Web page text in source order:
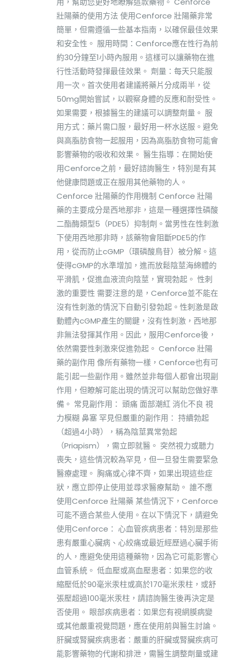
壯陽藥的使用方法 使用Cenforce 壯陽藥非常
簡單，但需遵循一些基本指南，以確保最佳效果
和安全性。 服用時間：Cenforce應在性行為前
約30分鐘至1小時內服用。這樣可以讓藥物在進
行性活動時發揮最佳效果。 劑量：每天只能服
用一次。首次使用者建議將藥片分成兩半，從
50mg開始嘗試，以觀察身體的反應和耐受性。
如果需要，根據醫生的建議可以調整劑量。 服
用方式：藥片需口服，最好用一杯水送服。避免
與高脂肪食物一起服用，因為高脂肪食物可能會
影響藥物的吸收和效果。 醫生指導：在開始使
用Cenforce之前，最好諮詢醫生，特別是有其
他健康問題或正在服用其他藥物的人。
Cenforce 壯陽藥的作用機制 Cenforce 壯陽
藥的主要成分是西地那非，這是一種選擇性磷酸
二酯酶類型5（PDE5）抑制劑。當男性在性刺激
下使用西地那非時，該藥物會阻斷PDE5的作
用，從而防止cGMP（環磷酸鳥苷）被分解。這
使得cGMP的水準增加，進而放鬆陰莖海綿體的
平滑肌，促進血液流向陰莖，實現勃起。 性刺
激的重要性 需要注意的是，Cenforce並不能在
沒有性刺激的情況下自動引發勃起。性刺激是啟
動體內cGMP產生的關鍵，沒有性刺激，西地那
非無法發揮其作用。因此，服用Cenforce後，
依然需要性刺激來促進勃起。 Cenforce 壯陽
藥的副作用 像所有藥物一樣，Cenforce也有可
能引起一些副作用。雖然並非每個人都會出現副
作用，但瞭解可能出現的情況可以幫助您做好準
備。 常見副作用： 頭痛 面部潮紅 消化不良 視
力模糊 鼻塞 罕見但嚴重的副作用： 持續勃起
（超過4小時），稱為陰莖異常勃起
（Priapism），需立即就醫。 突然視力或聽力
喪失，這些情況較為罕見，但一旦發生需要緊急
醫療處理。 胸痛或心律不齊，如果出現這些症
狀，應立即停止使用並尋求醫療幫助。 誰不應
使用Cenforce 壯陽藥 某些情況下，Cenforce
可能不適合某些人使用。在以下情況下，請避免
使用Cenforce： 心血管疾病患者：特別是那些
患有嚴重心臟病、心絞痛或最近經歷過心臟手術
的人，應避免使用這種藥物，因為它可能影響心
血管系統。 低血壓或高血壓患者：如果您的收
縮壓低於90毫米汞柱或高於170毫米汞柱，或舒
張壓超過100毫米汞柱，請諮詢醫生後再決定是
否使用。 眼部疾病患者：如果您有視網膜病變
或其他嚴重視覺問題，應在使用前與醫生討論。
肝臟或腎臟疾病患者：嚴重的肝臟或腎臟疾病可
能影響藥物的代謝和排泄，需醫生調整劑量或建